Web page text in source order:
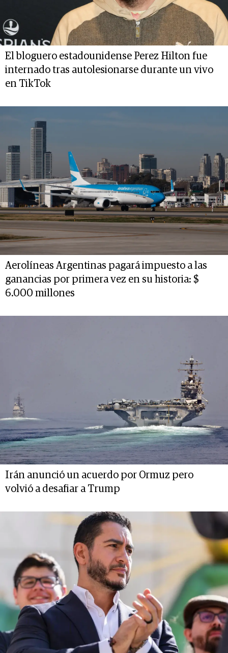
El bloguero estadounidense Perez Hilton fue
internado tras autolesionarse durante un vivo
en TikTok
Aerolíneas Argentinas pagará impuesto a las
ganancias por primera vez en su historia: $
6.000 millones
Irán anunció un acuerdo por Ormuz pero
volvió a desafiar a Trump